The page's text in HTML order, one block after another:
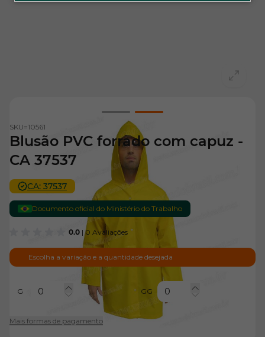
View larger image
CA: 37537
Documento oficial do Ministério do Trabalho
0.0 | 0 Avaliações
SKU=10561
Blusão PVC forrado com capuz -
CA 37537
Escolha a variação e a quantidade desejada
G GG
Mais formas de pagamento